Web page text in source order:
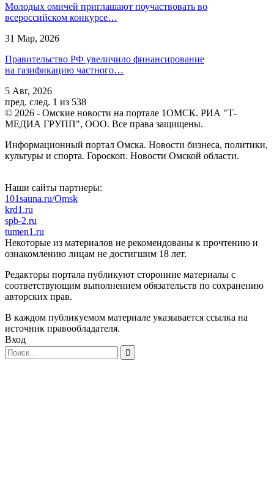
Молодых омичей приглашают поучаствовать во
всероссийском конкурсе…
31 Мар, 2026
Правительство РФ увеличило финансирование
на газификацию частного…
5 Авг, 2026
пред. след. 1 из 538
© 2026 - Омские новости на портале 1ОМСК. РИА "Т-
МЕДИА ГРУПП", ООО. Все права защищены.
Информационный портал Омска. Новости бизнеса, политики,
культуры и спорта. Гороскоп. Новости Омской области.
Наши сайты партнеры:
101sauna.ru/Omsk
krd1.ru
spb-2.ru
tumen1.ru
Некоторые из материалов не рекомендованы к прочтению и
ознакомлению лицам не достигшим 18 лет.
Редакторы портала публикуют сторонние материалы с
соответствующим выполнением обязательств по сохранению
авторских прав.
В каждом публикуемом материале указывается ссылка на
источник правообладателя.
Вход